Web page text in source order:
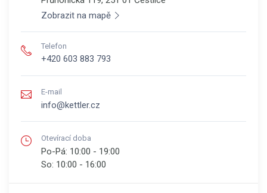
Zobrazit na mapě
Telefon
+420 603 883 793
E-mail
info@kettler.cz
Otevírací doba
Po-Pá: 10:00 - 19:00
So: 10:00 - 16:00